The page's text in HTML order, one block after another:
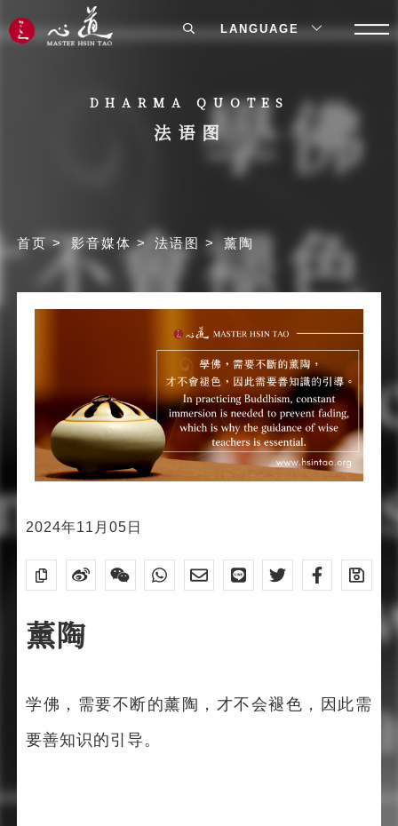
DHARMA QUOTES
法语图
首页 影音媒体 法语图 薰陶
2024年11月05日
薰陶
学佛，需要不断的薰陶，才不会褪色，因此需
要善知识的引导。
LANGUAGE